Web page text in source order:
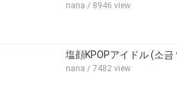
nana / 8946 view
塩顔KPOPアイドル (소금
nana / 7482 view